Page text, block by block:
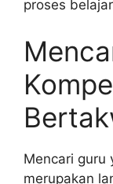
proses
Mencari guru
merupakan